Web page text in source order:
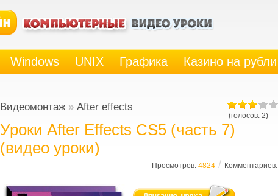
Windows UNIX Графика Казино на рубли
Видеомонтаж » After effects
(голосов: 2)
Уроки After Effects CS5 (часть 7)
(видео уроки)
Просмотров: 4824 / Комментариев: